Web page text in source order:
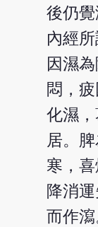
後仍覺
內經
因濕
悶，
化濕
居。
寒，
降消
而作